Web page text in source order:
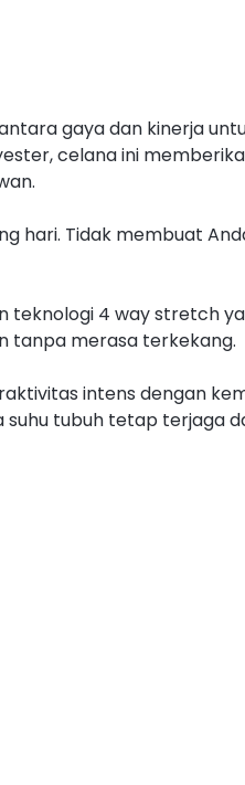
gaya dan kinerja
celana ini
hari. Tidak membuat
teknologi 4 way stretch
tanpa merasa terkekang.
intens dengan
tubuh tetap terjaga